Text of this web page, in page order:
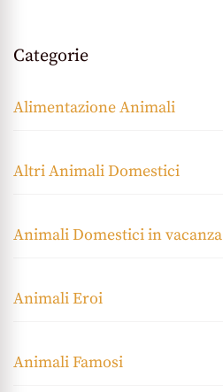
Categorie
Alimentazione Animali
Altri Animali Domestici
Animali Domestici in vacanza
Animali Eroi
Animali Famosi